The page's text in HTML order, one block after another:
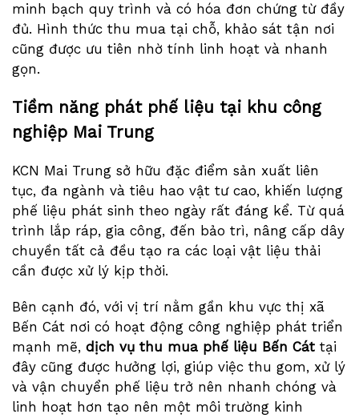
minh bạch quy trình và có hóa đơn chứng từ đầy
đủ. Hình thức thu mua tại chỗ, khảo sát tận nơi
cũng được ưu tiên nhờ tính linh hoạt và nhanh
gọn.
Tiềm năng phát phế liệu tại khu công
nghiệp Mai Trung
KCN Mai Trung sở hữu đặc điểm sản xuất liên
tục, đa ngành và tiêu hao vật tư cao, khiến lượng
phế liệu phát sinh theo ngày rất đáng kể. Từ quá
trình lắp ráp, gia công, đến bảo trì, nâng cấp dây
chuyền tất cả đều tạo ra các loại vật liệu thải
cần được xử lý kịp thời.
Bên cạnh đó, với vị trí nằm gần khu vực thị xã
Bến Cát nơi có hoạt động công nghiệp phát triển
mạnh mẽ, dịch vụ thu mua phế liệu Bến Cát tại
đây cũng được hưởng lợi, giúp việc thu gom, xử lý
và vận chuyển phế liệu trở nên nhanh chóng và
linh hoạt hơn tạo nên một môi trường kinh